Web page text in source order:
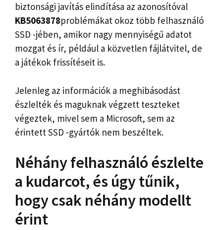
biztonsági javítás elindítása az azonosítóval
KB5063878problémákat okoz több felhasználó
SSD -jében, amikor nagy mennyiségű adatot
mozgat és ír, például a közvetlen fájlátvitel, de
a játékok frissítéseit is.
Jelenleg az információk a meghibásodást
észlelték és maguknak végzett teszteket
végeztek, mivel sem a Microsoft, sem az
érintett SSD -gyártók nem beszéltek.
Néhány felhasználó észlelte
a kudarcot, és úgy tűnik,
hogy csak néhány modellt
érint